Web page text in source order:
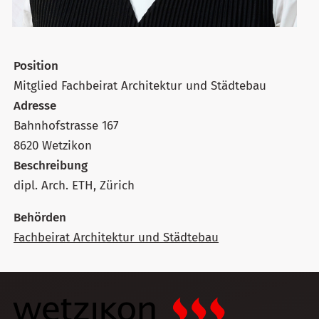
Position
Mitglied Fachbeirat Architektur und Städtebau
Adresse
Bahnhofstrasse 167
8620 Wetzikon
Beschreibung
dipl. Arch. ETH, Zürich
Behörden
Fachbeirat Architektur und Städtebau